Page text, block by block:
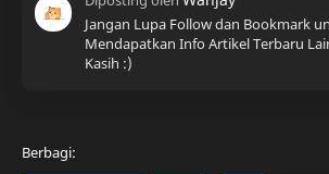
Jangan Lupa Follow dan Bookmark
Mendapatkan Info Artikel Terbaru
Kasih :)